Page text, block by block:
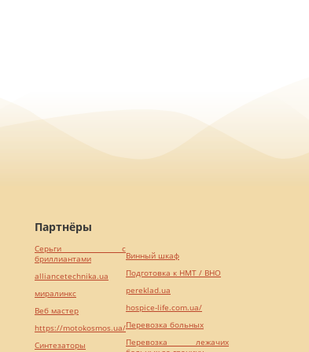
Партнёры
Серьги с
бриллиантами
alliancetechnika.ua
миралинкс
Веб мастер
https://motokosmos.ua/
Синтезаторы
Винный шкаф
Подготовка к НМТ / ВНО
pereklad.ua
hospice-life.com.ua/
Перевозка больных
Перевозка лежачих